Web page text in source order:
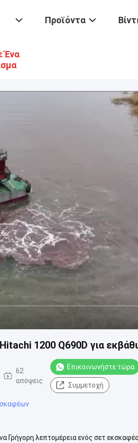
Προϊόντα
Ένα
1200 Q690D για
62
απόψεις
Επικοινωνήστε τώρα
Συμμετοχή
Γρήγορη λεπτομέρεια ενός σετ